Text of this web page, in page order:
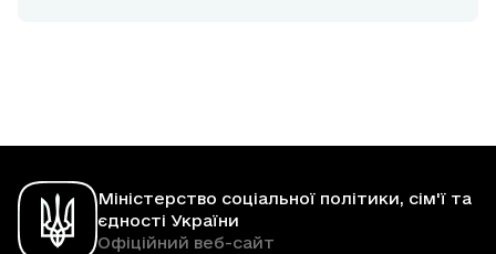
Міністерство соціальної політики, сім'ї та
єдності України
Офіційний веб-сайт